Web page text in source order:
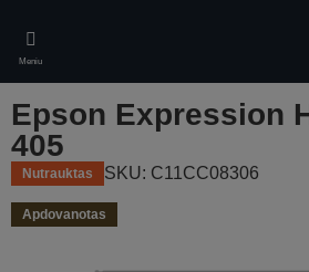
main
content
Meniu
Epson Expression
405
Nutrauktas SKU: C11CC08306
Apdovanotas